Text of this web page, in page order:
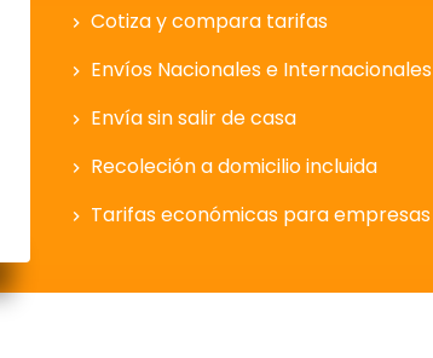
Cotiza y compara tarifas
Envíos Nacionales e Internacionales
Envía sin salir de casa
Recoleción a domicilio incluida
Tarifas económicas para empresas